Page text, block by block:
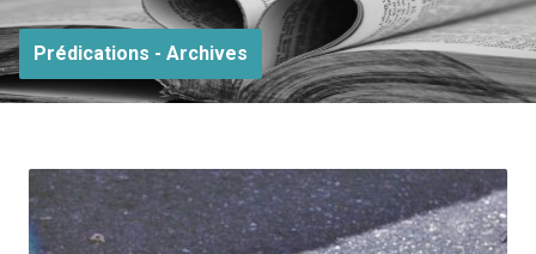
Prédications - Archives